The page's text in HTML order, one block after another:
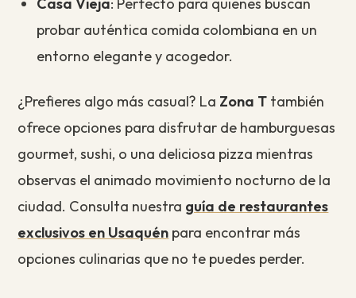
probar auténtica comida colombiana en un
entorno elegante y acogedor.
¿Prefieres algo más casual? La Zona T también
ofrece opciones para disfrutar de hamburguesas
gourmet, sushi, o una deliciosa pizza mientras
observas el animado movimiento nocturno de la
ciudad. Consulta nuestra guía de restaurantes
exclusivos en Usaquén para encontrar más
opciones culinarias que no te puedes perder.